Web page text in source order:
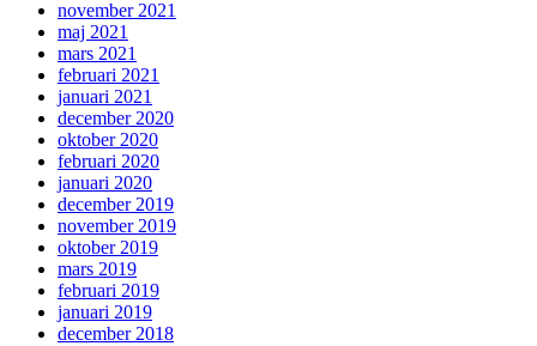
november 2021
maj 2021
mars 2021
februari 2021
januari 2021
december 2020
oktober 2020
februari 2020
januari 2020
december 2019
november 2019
oktober 2019
mars 2019
februari 2019
januari 2019
december 2018